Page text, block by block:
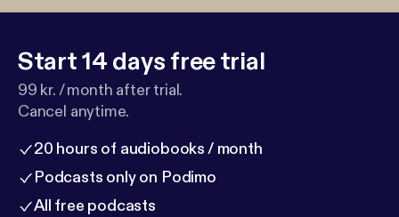
Start 14 days free trial
99 kr. / month after trial.
Cancel anytime.
20 hours of audiobooks / month
Podcasts only on Podimo
All free podcasts